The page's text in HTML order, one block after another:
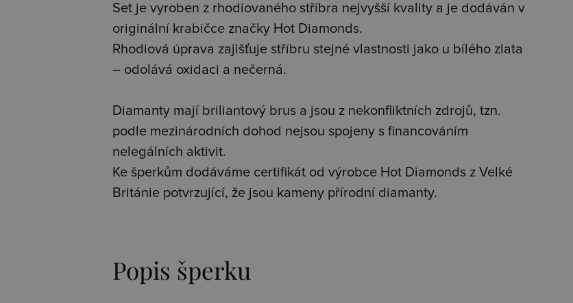
Set je vyroben z rhodiovaného stříbra nejvyšší kvality a je dodáván v
originální krabičce značky Hot Diamonds.
Rhodiová úprava zajišťuje stříbru stejné vlastnosti jako u bílého zlata
– odolává oxidaci a nečerná.
Diamanty mají briliantový brus a jsou z nekonfliktních zdrojů, tzn.
podle mezinárodních dohod nejsou spojeny s financováním
nelegálních aktivit.
Ke šperkům dodáváme certifikát od výrobce Hot Diamonds z Velké
Británie potvrzující, že jsou kameny přírodní diamanty.
Popis šperku